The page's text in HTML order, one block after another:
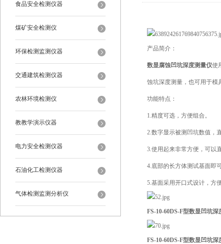
食品安全检测仪器
煤矿安全检测仪
环保检测监测仪器
交通建筑检测仪器
农林环境检测仪
教教学演示仪器
电力安全检测仪器
石油化工检测仪器
气体检测监测分析仪
产品简介：
数显腐蚀凹坑深度测量仪使
蚀坑深度测量，也可用于模
功能特点：
1.精度可选，方便组合。
2.数字显示被测凹坑数值，
3.使用起来非常方便，可以
4.底部的长方体测试基面即
5.基面采用开口式设计，方
FS-10-60DS-F型数显凹坑深
FS-10-60DS-F型数显凹坑深